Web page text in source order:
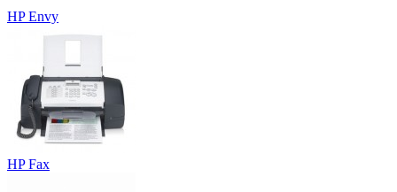
HP Envy
HP Fax